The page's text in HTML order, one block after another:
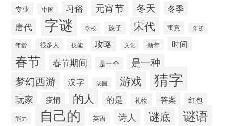
专业 中国 习俗 元宵节 冬天 冬季
唐代 字谜 学校 孩子 宋代 寓意 年初
年龄 很多人 技能 攻略 文化 新年 时间
春节 春节期间 是一个 是一种
梦幻西游 汉字 汤圆 游戏 猜字
玩家 疫情 的人 的是 礼物 答案 红包
能力 自己的 英语 诗人 谜底 谜语